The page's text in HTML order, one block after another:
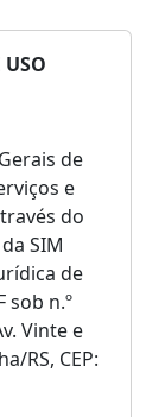
USO
de
e
do
SIM
de
sob n.º
Vinte e
RS, CEP: